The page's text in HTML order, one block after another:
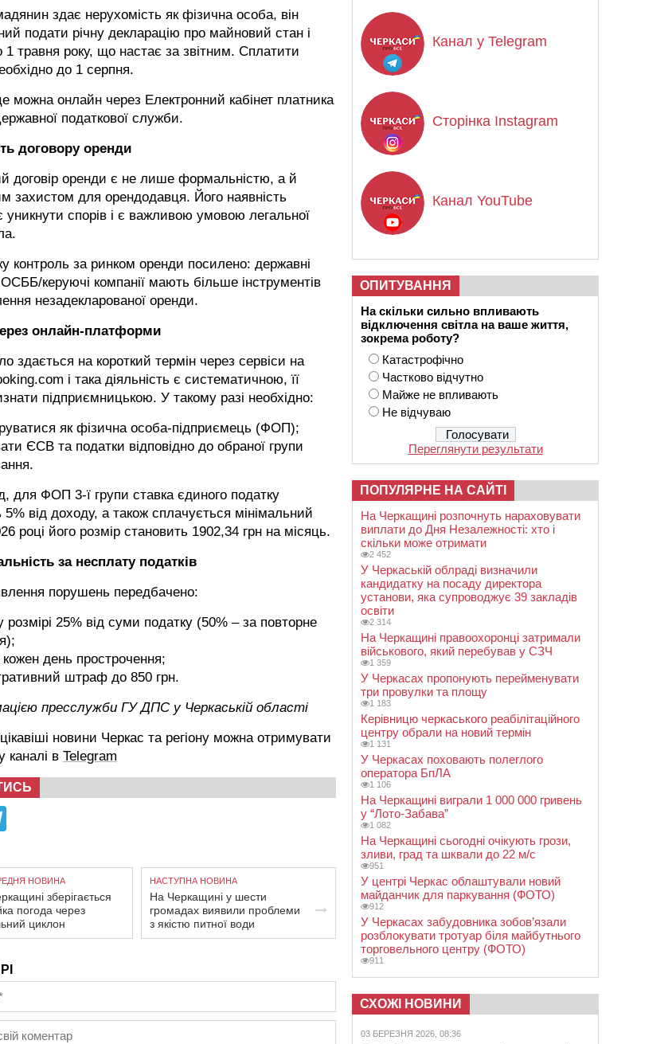
здає нерухомість як фізична особа, він
подати річну декларацію про майновий стан і
1 травня року, що настає за звітним. Сплатити
до 1 серпня.
можна онлайн через Електронний кабінет платника
податкової служби.
договору оренди
договір оренди є не лише формальністю, а й
захистом для орендодавця. Його наявність
уникнути спорів і є важливою умовою легальної
контроль за ринком оренди посилено: державні
керуючі компанії мають більше інструментів
незадекларованої оренди.
онлайн-платформи
здається на короткий термін через сервіси на
і така діяльність є систематичною, її
підприємницькою. У такому разі необхідно:
як фізична особа-підприємець (ФОП);
ЄСВ та податки відповідно до обраної групи
для ФОП 3-ї групи ставка єдиного податку
5% від доходу, а також сплачується мінімальний
році його розмір становить 1902,34 грн на місяць.
за несплату податків
порушень передбачено:
25% від суми податку (50% – за повторне
день прострочення;
штраф до 850 грн.
пресслужби ГУ ДПС у Черкаській області
новини Черкас та регіону можна отримувати
каналі в Telegram
НОВИНА
зберігається
погода через
циклон
НАСТУПНА НОВИНА
На Черкащині у шести
громадах виявили проблеми
з якістю питної води
Канал у Telegram
Сторінка Instagram
Канал YouTube
ОПИТУВАННЯ
На скільки сильно впливають
відключення світла на ваше життя,
зокрема роботу?
Катастрофічно
Частково відчутно
Майже не впливають
Не відчуваю
Переглянути результати
ПОПУЛЯРНЕ НА САЙТІ
На Черкащині розпочнуть нараховувати
виплати до Дня Незалежності: хто і
скільки може отримати
2 452
У Черкаській облраді визначили
кандидатку на посаду директора
установи, яка супроводжує 39 закладів
освіти
2 314
На Черкащині правоохоронці затримали
військового, який перебував у СЗЧ
1 359
У Черкасах пропонують перейменувати
три провулки та площу
1 183
Керівницю черкаського реабілітаційного
центру обрали на новий термін
1 131
У Черкасах поховають полеглого
оператора БпЛА
1 106
На Черкащині виграли 1 000 000 гривень
у “Лото-Забава”
1 082
На Черкащині сьогодні очікують грози,
зливи, град та шквали до 22 м/с
951
У центрі Черкас облаштували новий
майданчик для паркування (ФОТО)
912
У Черкасах забудовника зобов’язали
розблокувати тротуар біля майбутнього
торговельного центру (ФОТО)
911
СХОЖІ НОВИНИ
03 БЕРЕЗНЯ 2026, 08:36